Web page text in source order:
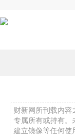
财新网所刊载内容
专属所有或持有。
建立镜像等任何使